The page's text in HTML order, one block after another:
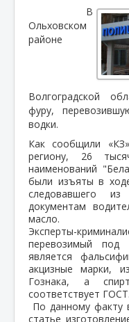
В
Ольховском
районе
Волгоградской
фуру,
водки.
Как сообщили
региону, 26
наименований
были изъяты в
следовавшего
документам
масло.
Эксперты-
перевозимый под
является
акцизные марки,
Гознака, а
соответствует ГОСТ.
По данному факту
статье